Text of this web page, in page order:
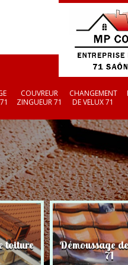
COUVREUR
ZINGUEUR 71
CHANGEMENT
DE VELUX 71
toiture Démoussage
71